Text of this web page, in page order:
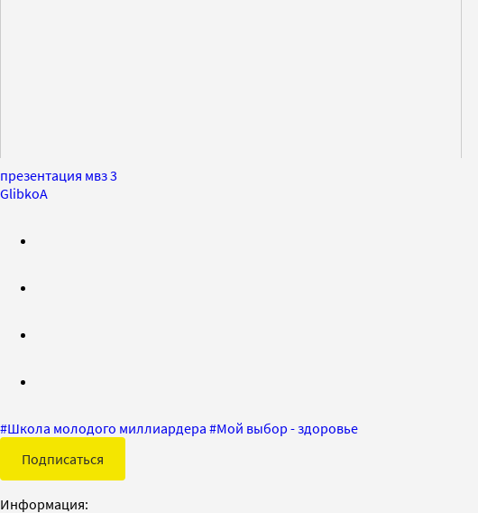
презентация мвз 3
GlibkoA
#Школа молодого миллиардера #Мой выбор - здоровье
Подписаться
Информация: